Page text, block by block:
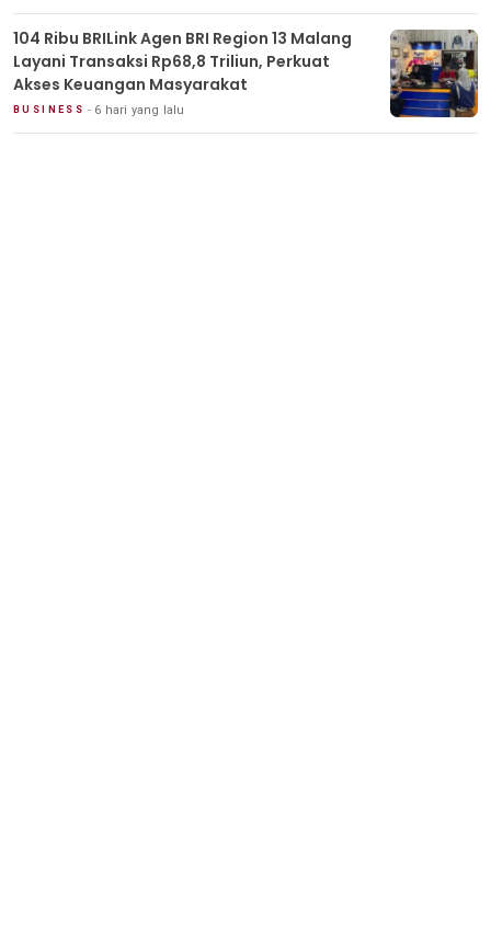
104 Ribu BRILink Agen BRI Region 13 Malang
Layani Transaksi Rp68,8 Triliun, Perkuat
Akses Keuangan Masyarakat
BUSINESS 6 hari yang lalu